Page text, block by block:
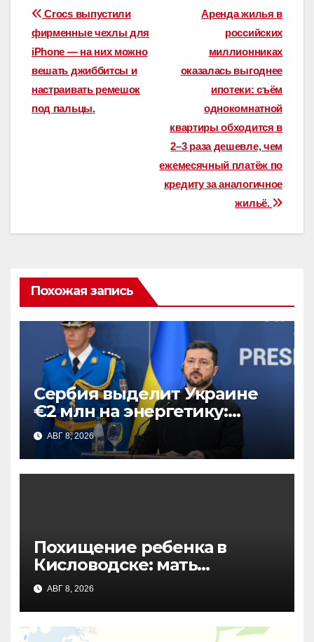
Навигация
по
записям
Аренда жилья в
российских
миллионниках
оказалась выгоднее
ипотеки: съём
однокомнатной
квартиры обходится в
2–3 раза дешевле, чем
ежемесячный платёж по
кредиту за аналогичное
жильё.
Crocs выпустили
фирменные чехлы для
iPhone — на них можно
вешать джиббитсы и
настраивать ремешок
под пальцы.
Похожая запись
Сербия выделит Украине
€2 млн на энергетику:
поддержка перед зимним
сезоном
АВГ 8, 2026
Похищение ребенка в
Кисловодске: мать
рассказала подробности
инцидента в курортном
парке
АВГ 8, 2026